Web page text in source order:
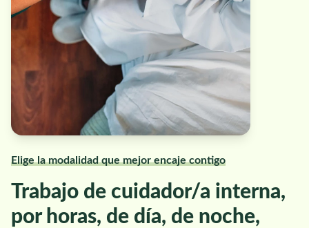
Elige la modalidad que mejor encaje contigo
Trabajo de cuidador/a interna,
por horas, de día, de noche,